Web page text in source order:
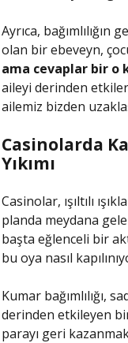
Ayrıca, bağımlılığın
olan bir ebeveyn,
ama cevaplar bir o
aileyi derinden
ailemiz bizden
Casinolarda
Yıkımı
Casinolar, ışıltılı
planda meydana
başta eğlenceli bir
bu oya nasıl
Kumar bağımlılığı,
derinden etkileyen
parayı geri